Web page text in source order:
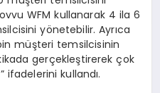
WFM kullanarak 4 ila 6
yönetebilir. Ayrıca
müşteri temsilcisinin
gerçekleştirerek çok
ifadelerini kullandı.